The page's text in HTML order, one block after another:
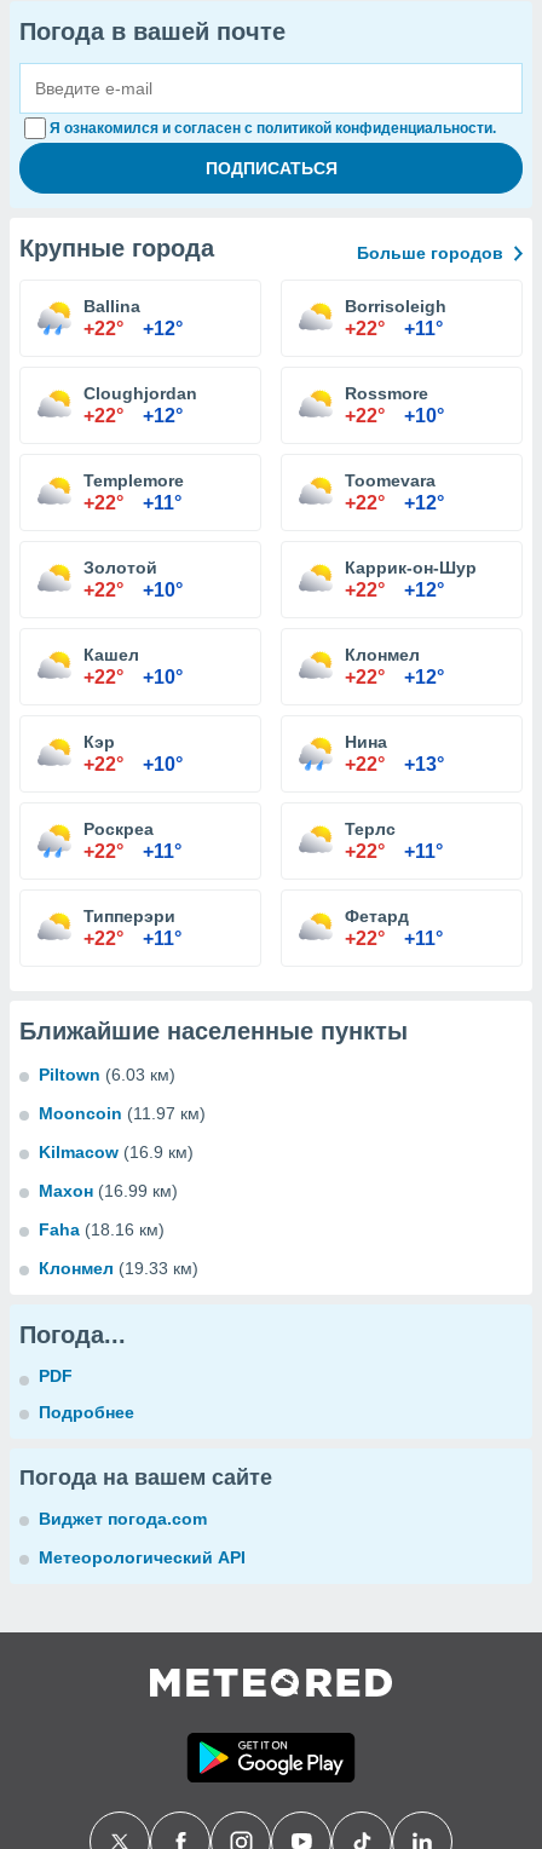
Погода в вашей почте
Я ознакомился и согласен с политикой конфиденциальности.
Крупные города Больше городов
Ballina
+22° +12°
Borrisoleigh
+22° +11°
Cloughjordan
+22° +12°
Rossmore
+22° +10°
Templemore
+22° +11°
Toomevara
+22° +12°
Золотой
+22° +10°
Каррик-он-Шур
+22° +12°
Кашел
+22° +10°
Клонмел
+22° +12°
Кэр
+22° +10°
Нина
+22° +13°
Роскреа
+22° +11°
Терлс
+22° +11°
Типперэри
+22° +11°
Фетард
+22° +11°
Ближайшие населенные пункты
Piltown (6.03 км)
Mooncoin (11.97 км)
Kilmacow (16.9 км)
Махон (16.99 км)
Faha (18.16 км)
Клонмел (19.33 км)
Погода...
PDF
Подробнее
Погода на вашем сайте
Виджет погода.com
Метеорологический API